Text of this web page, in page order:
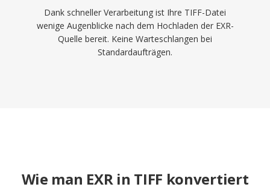
Dank schneller Verarbeitung ist Ihre TIFF-Datei
wenige Augenblicke nach dem Hochladen der EXR-
Quelle bereit. Keine Warteschlangen bei
Standardaufträgen.
Wie man EXR in TIFF konvertiert